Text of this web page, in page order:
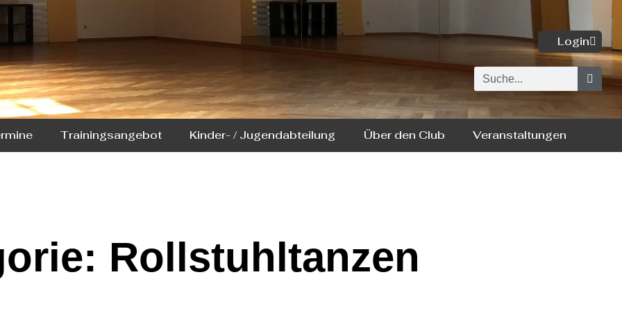
Login
Suche
Trainingsangebot Kinder- / Jugendabteilung Über den Club Veranstaltungen
Rollstuhltanzen